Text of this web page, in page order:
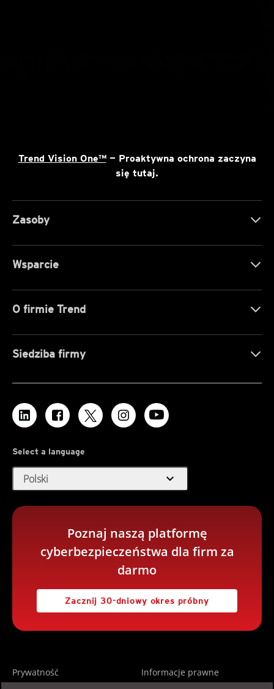
Trend Vision One™— Proaktywna ochrona zaczyna
się tutaj.
Zasoby
Wsparcie
O firmie Trend
Siedziba firmy
Select a language
Polski expand_more
Poznaj naszą platformę
cyberbezpieczeństwa dla firm za
darmo
Zacznij 30-dniowy okres próbny
Prywatność
Informacje prawne